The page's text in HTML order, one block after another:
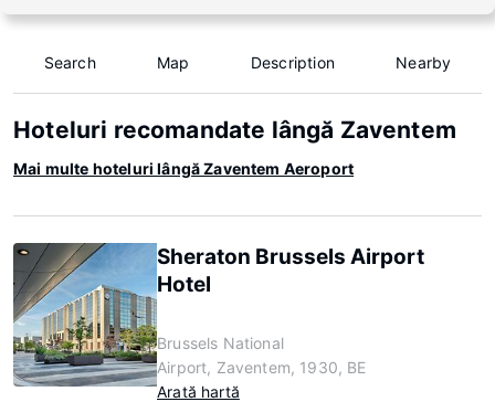
Search Map Description Nearby
Hoteluri recomandate lângă Zaventem
Mai multe hoteluri lângă Zaventem Aeroport
Sheraton Brussels Airport
Hotel
Brussels National
Airport, Zaventem, 1930, BE
Arată hartă